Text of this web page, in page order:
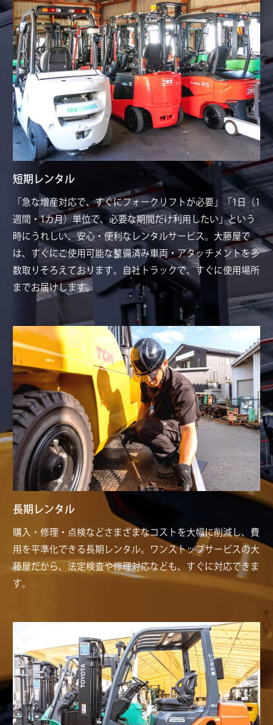
短期レンタル
「急な増産対応で、すぐにフォークリフトが必要」「1日（1
週間・1カ月）単位で、必要な期間だけ利用したい」という
時にうれしい、安心・便利なレンタルサービス。大藤屋で
は、すぐにご使用可能な整備済み車両・アタッチメントを多
数取りそろえております。自社トラックで、すぐに使用場所
までお届けします。
長期レンタル
購入・修理・点検などさまざまなコストを大幅に削減し、費
用を平準化できる長期レンタル。ワンストップサービスの大
藤屋だから、法定検査や修理対応なども、すぐに対応できま
す。